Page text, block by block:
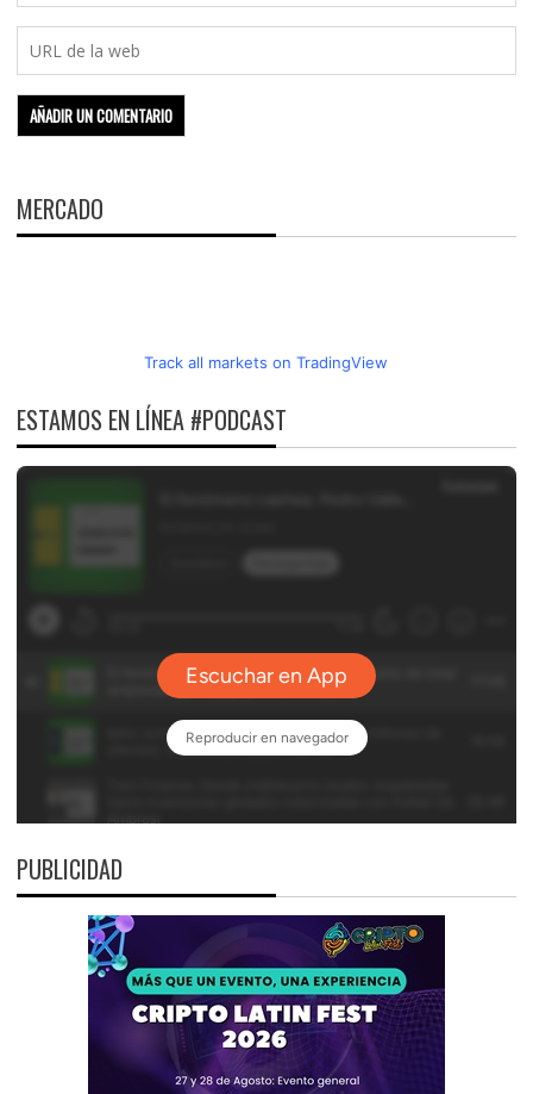
MERCADO
Track all markets on TradingView
ESTAMOS EN LÍNEA #PODCAST
PUBLICIDAD